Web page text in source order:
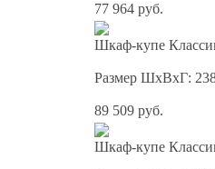
77 964 руб.
Шкаф-купе
Размер ШхВхГ:
89 509 руб.
Шкаф-купе